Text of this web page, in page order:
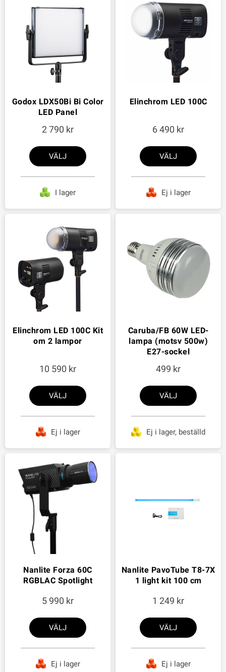
Godox LDX50Bi Bi Color
LED Panel
2 790
VÄLJ
I lager
Elinchrom LED 100C
6 490
VÄLJ
Ej i lager
Elinchrom LED 100C Kit
om 2 lampor
10 590
VÄLJ
Ej i lager
Caruba/FB 60W LED-
lampa (motsv 500w)
E27-sockel
499
VÄLJ
Ej i lager, beställd
Nanlite Forza 60C
RGBLAC Spotlight
5 990
VÄLJ
Ej i lager
Nanlite PavoTube T8-7X
1 light kit 100 cm
1 249
VÄLJ
Ej i lager